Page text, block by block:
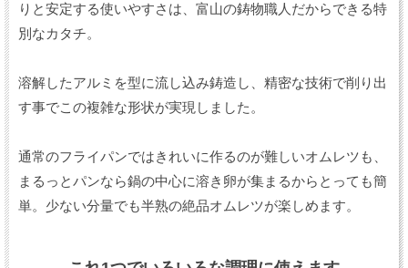
りと安定する使いやすさは、富山の鋳物職人だからできる特
別なカタチ。
溶解したアルミを型に流し込み鋳造し、精密な技術で削り出
す事でこの複雑な形状が実現しました。
通常のフライパンではきれいに作るのが難しいオムレツも、
まるっとパンなら鍋の中心に溶き卵が集まるからとっても簡
単。少ない分量でも半熟の絶品オムレツが楽しめます。